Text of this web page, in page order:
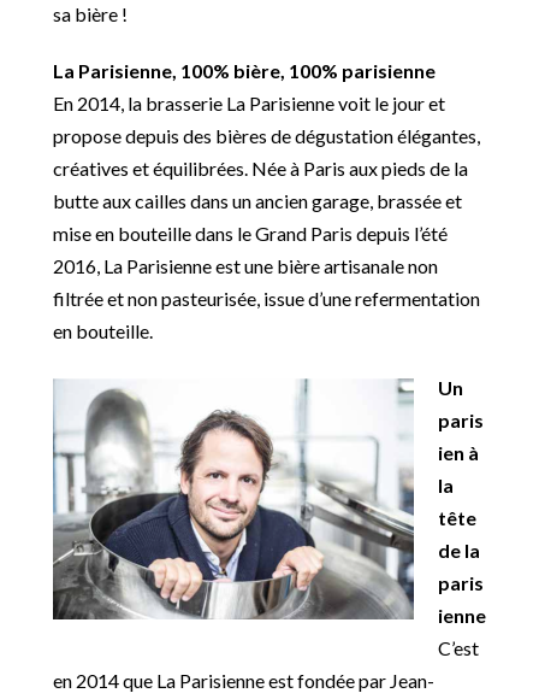
sa bière !
La Parisienne, 100% bière, 100% parisienne
En 2014, la brasserie La Parisienne voit le jour et
propose depuis des bières de dégustation élégantes,
créatives et équilibrées. Née à Paris aux pieds de la
butte aux cailles dans un ancien garage, brassée et
mise en bouteille dans le Grand Paris depuis l’été
2016, La Parisienne est une bière artisanale non
filtrée et non pasteurisée, issue d’une refermentation
en bouteille.
Un
paris
ien à
la
tête
de la
paris
ienne
C’est
en 2014 que La Parisienne est fondée par Jean-